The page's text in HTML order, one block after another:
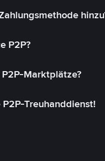
P2P?
Marktplätze?
Treuhanddienst!